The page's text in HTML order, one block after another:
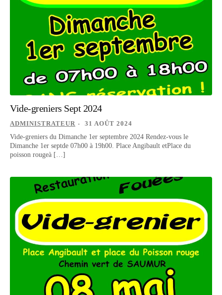
Vide-greniers Sept 2024
ADMINISTRATEUR
31 AOÛT 2024
Vide-greniers du Dimanche 1er septembre 2024 Rendez-vous le
Dimanche 1er septde 07h00 à 19h00. Place Angibault etPlace du
poisson rougeà […]